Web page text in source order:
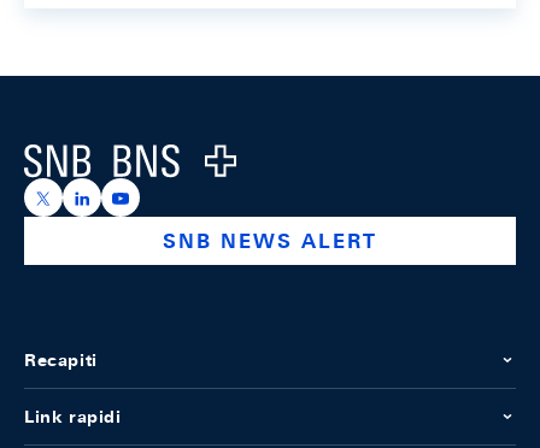
Logo
https://x.com/snb_bns
https://ch.linkedin.com/company/swiss-national-
https://www.youtube.com/@swissnationalbank
SNB NEWS ALERT
Recapiti
Link rapidi